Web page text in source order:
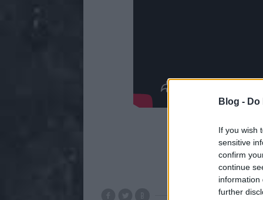
Blog -
If you wish
sensitive
confirm
continue
information
further